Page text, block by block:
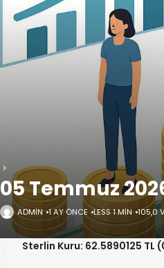
05 Temmuz
ADMIN 1 AY ÖNCE LESS 1 MIN 105,0
Sterlin Kuru: 62.5890125 TL